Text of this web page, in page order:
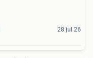
28 jul 26